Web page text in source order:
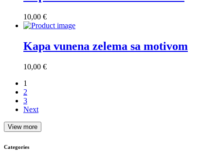
10,00 €
Kapa vunena zelema sa motivom
10,00 €
1
2
3
Next
View more
Categories